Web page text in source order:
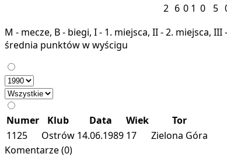
2 6 0 1 0 5
M - mecze, B - biegi, I - 1. miejsca, II - 2. miejsca,
średnia punktów w wyścigu
Numer Klub Data Wiek
Tor
1125
Ostrów 14.06.1989 17
Zielona Góra
Komentarze (0)